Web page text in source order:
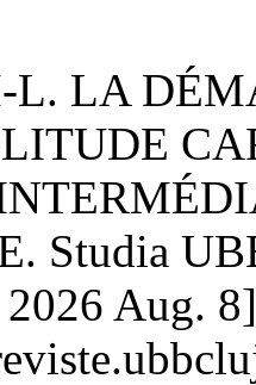
LA
Studia
Aug.